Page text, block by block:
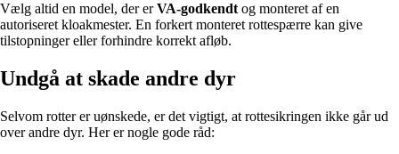
Vælg altid en model, der erVA-godkendt og monteret af en
autoriseret kloakmester. En forkert monteret rottespærre kan give
tilstopninger eller forhindre korrekt afløb.
Undgå at skade andre dyr
Selvom rotter er uønskede, er det vigtigt, at rottesikringen ikke går ud
over andre dyr. Her er nogle gode råd: